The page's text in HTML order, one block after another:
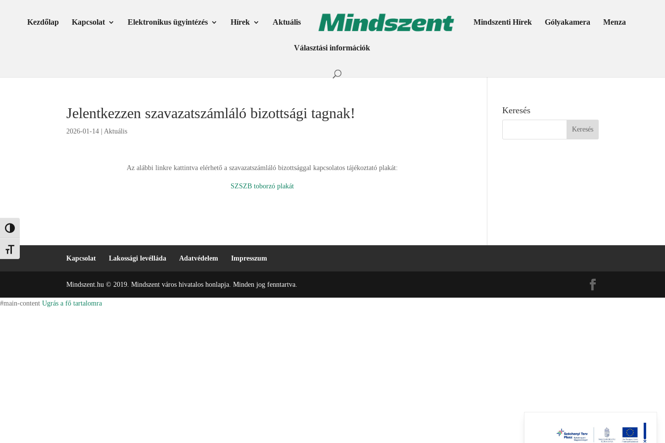
Nagy kontraszt váltása
Betűméret váltása
Kezdőlap Kapcsolat Elektronikus ügyintézés Hírek Aktuális Mindszenti Hírek Gólyakamera Menza
Választási információk
Jelentkezzen szavazatszámláló bizottsági tagnak!
2026-01-14 |Aktuális
Az alábbi linkre kattintva elérhető a szavazatszámláló bizottsággal kapcsolatos tájékoztató plakát:
SZSZB toborzó plakát
Keresés
Kapcsolat Lakossági levélláda Adatvédelem Impresszum
Mindszent.hu © 2019. Mindszent város hivatalos honlapja. Minden jog fenntartva.
#main-content Ugrás a fő tartalomra